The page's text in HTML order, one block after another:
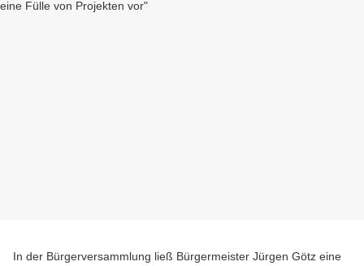
In der Bürgerversammlung ließ Bürgermeister Jürgen Götz eine